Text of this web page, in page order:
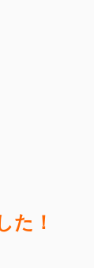
た！